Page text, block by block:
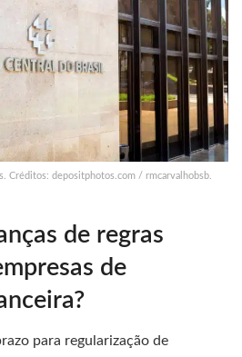
Créditos: depositphotos.com / rmcarvalhobsb.
de regras
de
para regularização de